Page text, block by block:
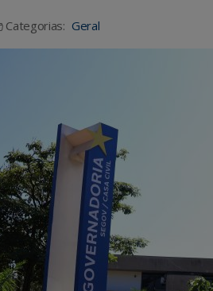
Categorias: Geral